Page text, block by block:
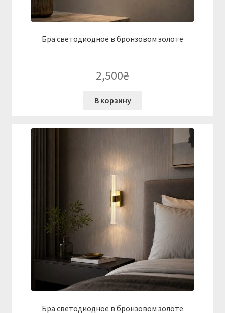
Бра светодиодное в бронзовом золоте
2,500₴
В корзину
Бра светодиодное в бронзовом золоте